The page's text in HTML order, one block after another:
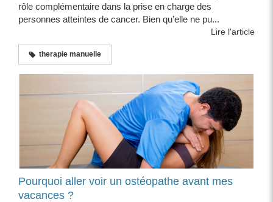
rôle complémentaire dans la prise en charge des
personnes atteintes de cancer. Bien qu’elle ne pu...
Lire l'article
therapie manuelle
Pourquoi aller voir un ostéopathe avant mes
vacances ?